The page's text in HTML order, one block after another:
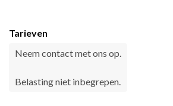
Tarieven
Neem contact met ons op.
Belasting niet inbegrepen.